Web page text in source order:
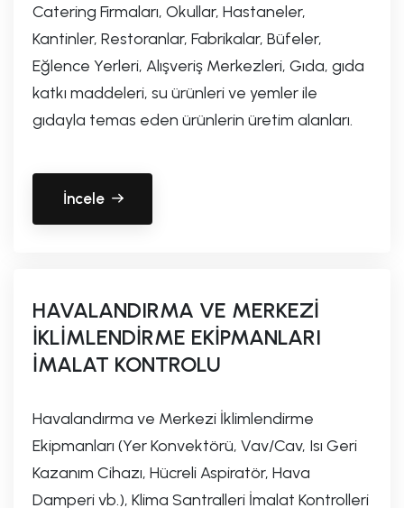
Catering Firmaları, Okullar, Hastaneler,
Kantinler, Restoranlar, Fabrikalar, Büfeler,
Eğlence Yerleri, Alışveriş Merkezleri, Gıda, gıda
katkı maddeleri, su ürünleri ve yemler ile
gıdayla temas eden ürünlerin üretim alanları.
İncele
HAVALANDIRMA VE MERKEZİ
İKLİMLENDİRME EKİPMANLARI
İMALAT KONTROLU
Havalandırma ve Merkezi İklimlendirme
Ekipmanları (Yer Konvektörü, Vav/Cav, Isı Geri
Kazanım Cihazı, Hücreli Aspiratör, Hava
Damperi vb.), Klima Santralleri İmalat Kontrolleri